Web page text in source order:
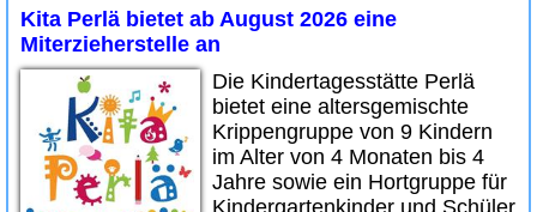
Kita Perlä bietet ab August 2026 eine
Miterzieherstelle an
Die Kindertagesstätte Perlä
bietet eine altersgemischte
Krippengruppe von 9 Kindern
im Alter von 4 Monaten bis 4
Jahre sowie ein Hortgruppe für
Kindergartenkinder und Schüler